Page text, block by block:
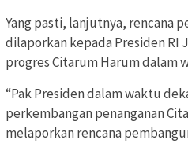
Yang pasti, lanjutnya, rencana
dilaporkan kepada Presiden RI
progres Citarum Harum dalam
“Pak Presiden dalam waktu
perkembangan penanganan
melaporkan rencana